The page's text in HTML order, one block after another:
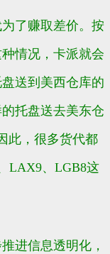
了赚取差价。按
情况，卡派就会
送到美西仓库的
托盘送去美东仓
此，很多货代都
LAX9、LGB8这
进信息透明化，